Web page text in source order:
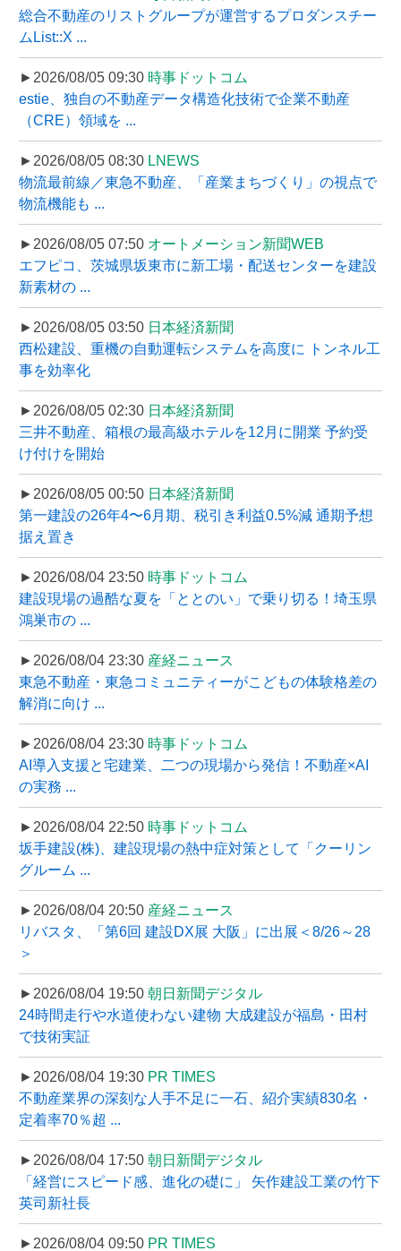
総合不動産のリストグループが運営するプロダンスチー
ムList::X ...
►2026/08/05 09:30 時事ドットコム
estie、独自の不動産データ構造化技術で企業不動産
（CRE）領域を ...
►2026/08/05 08:30 LNEWS
物流最前線／東急不動産、「産業まちづくり」の視点で
物流機能も ...
►2026/08/05 07:50 オートメーション新聞WEB
エフピコ、茨城県坂東市に新工場・配送センターを建設
新素材の ...
►2026/08/05 03:50 日本経済新聞
西松建設、重機の自動運転システムを高度に トンネル工
事を効率化
►2026/08/05 02:30 日本経済新聞
三井不動産、箱根の最高級ホテルを12月に開業 予約受
け付けを開始
►2026/08/05 00:50 日本経済新聞
第一建設の26年4〜6月期、税引き利益0.5%減 通期予想
据え置き
►2026/08/04 23:50 時事ドットコム
建設現場の過酷な夏を「ととのい」で乗り切る！埼玉県
鴻巣市の ...
►2026/08/04 23:30 産経ニュース
東急不動産・東急コミュニティーがこどもの体験格差の
解消に向け ...
►2026/08/04 23:30 時事ドットコム
AI導入支援と宅建業、二つの現場から発信！不動産×AI
の実務 ...
►2026/08/04 22:50 時事ドットコム
坂手建設(株)、建設現場の熱中症対策として「クーリン
グルーム ...
►2026/08/04 20:50 産経ニュース
リバスタ、「第6回 建設DX展 大阪」に出展＜8/26～28
＞
►2026/08/04 19:50 朝日新聞デジタル
24時間走行や水道使わない建物 大成建設が福島・田村
で技術実証
►2026/08/04 19:30 PR TIMES
不動産業界の深刻な人手不足に一石、紹介実績830名・
定着率70％超 ...
►2026/08/04 17:50 朝日新聞デジタル
「経営にスピード感、進化の礎に」 矢作建設工業の竹下
英司新社長
►2026/08/04 09:50 PR TIMES